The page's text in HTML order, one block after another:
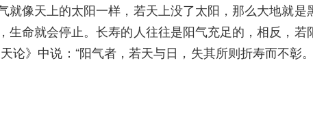
像天上的太阳一样，若天上没了太阳，那么大地就是
命就会停止。长寿的人往往是阳气充足的，相反，若
论》中说：“阳气者，若天与日，失其所则折寿而不彰